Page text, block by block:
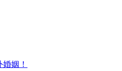
姻！